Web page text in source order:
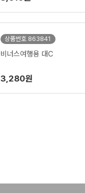
상품번호 863841
비너스여행용 대C
3,280원